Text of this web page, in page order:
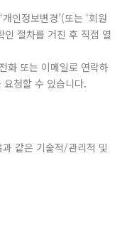
인정보변경’(또는 ‘회원
인 절차를 거친 후 직접 열
화 또는 이메일로 연락하
청할 수 있습니다.
같은 기술적/관리적 및